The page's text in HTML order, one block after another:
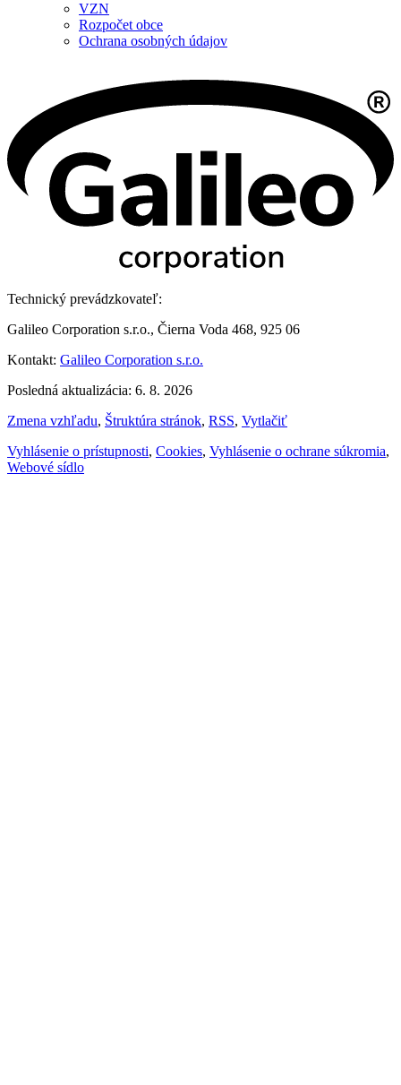
VZN
Rozpočet obce
Ochrana osobných údajov
Technický prevádzkovateľ:
Galileo Corporation s.r.o., Čierna Voda 468, 925 06
Kontakt: Galileo Corporation s.r.o.
Posledná aktualizácia: 6. 8. 2026
Zmena vzhľadu, Štruktúra stránok, RSS, Vytlačiť
Vyhlásenie o prístupnosti, Cookies, Vyhlásenie o ochrane súkromia,
Webové sídlo